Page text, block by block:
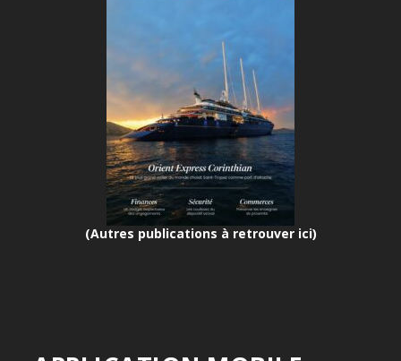
(Autres publications à retrouver ici)